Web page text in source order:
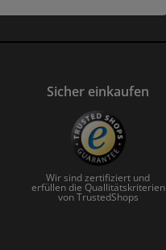
Sicher einkaufen
Wir sind zertifiziert und
erfüllen die Quallitätskriterien
von TrustedShops